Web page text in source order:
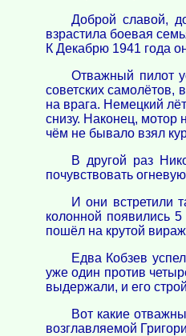
Доброй славой,
взрастила боевая
К Декабрю 1941 года
Отважный пилот
советских
на врага. Немецкий
снизу. Наконец, мотор
чём не бывало взял
В другой раз
почувствовать
И они встретили
колонной появились
пошёл на крутой
Едва Кобзев
уже один против
выдержали, и его
Вот какие
возглавляемой